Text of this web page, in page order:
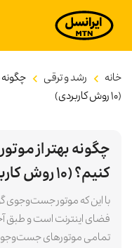
بلاگ
برنامه‌های کاربردی
سرگرمی
خانه رشد و ترقی
(۱۰ روش کاربردی)
چگونه بهتر از
کنیم؟ (۱۰ روش کاربردی)
با این که موتور جست‌وجوی
تمامی موتور‌های